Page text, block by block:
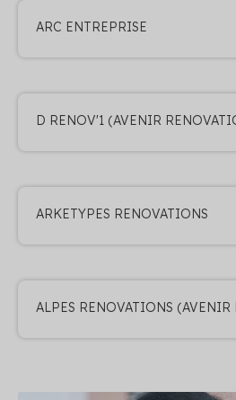
ARC ENTREPRISE
D RENOV'1 (AVENIR
ARKETYPES RENOVATIONS
ALPES RENOVATIONS (AVENIR